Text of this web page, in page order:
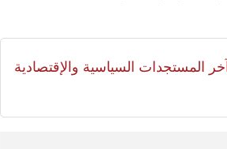
المستجدات السياسية والإقتصادية